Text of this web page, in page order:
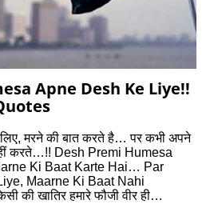
Apne Desh Ke Liye!!
मरने की बात करते है… पर कभी अपने
करते…!! Desh Premi Humesa
Ki Baat Karte Hai… Par
Maarne Ki Baat Nahi
की खातिर हमारे फौजी वीर ही…